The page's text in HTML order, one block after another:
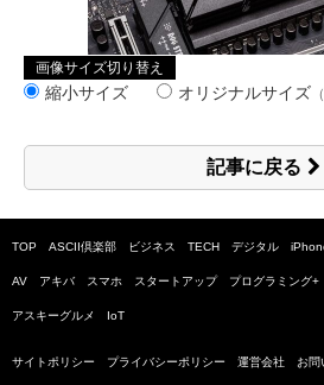
画像サイズ切り替え
縮小サイズ オリジナルサイズ
記事に戻る
TOP ASCII倶楽部 ビジネス TECH デジタル
AV アキバ スマホ スタートアップ プログラミング+
アスキーグルメ IoT
サイトポリシー プライバシーポリシー 運営会社 お問